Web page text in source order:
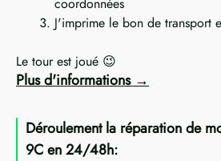
J'imprime le bon de transport
Le tour est joué 😉
Plus d'informations
Déroulement la réparation de
9C en 24/48h: